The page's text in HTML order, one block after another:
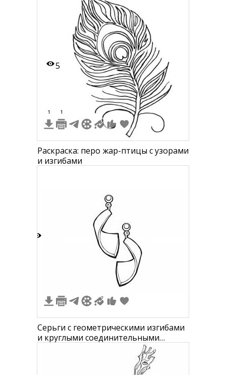
5
1 1
Раскраска: перо жар-птицы с узорами
и изгибами
Серьги с геометрическими изгибами
и круглыми соединительными